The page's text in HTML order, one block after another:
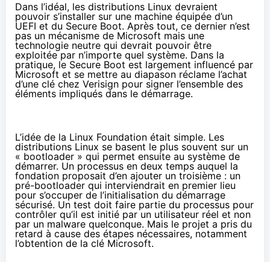
Dans l’idéal, les distributions Linux devraient
pouvoir s’installer sur une machine équipée d’un
UEFI et du Secure Boot. Après tout, ce dernier n’est
pas un mécanisme de Microsoft mais une
technologie neutre qui devrait pouvoir être
exploitée par n’importe quel système. Dans la
pratique, le Secure Boot est largement influencé par
Microsoft et se mettre au diapason réclame l’achat
d’une clé chez Verisign pour signer l’ensemble des
éléments impliqués dans le démarrage.
L’idée de la Linux Foundation était simple. Les
distributions Linux se basent le plus souvent sur un
« bootloader » qui permet ensuite au système de
démarrer. Un processus en deux temps auquel la
fondation proposait d’en ajouter un troisième : un
pré-bootloader qui interviendrait en premier lieu
pour s’occuper de l’initialisation du démarrage
sécurisé. Un test doit faire partie du processus pour
contrôler qu’il est initié par un utilisateur réel et non
par un malware quelconque. Mais le projet a pris du
retard à cause des étapes nécessaires, notamment
l’obtention de la clé Microsoft.